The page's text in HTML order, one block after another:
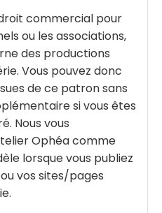
commercial pour
ou les associations,
des productions
Vous pouvez donc
de ce patron sans
si vous êtes
Nous vous
Ophéa comme
lorsque vous publiez
vos sites/pages